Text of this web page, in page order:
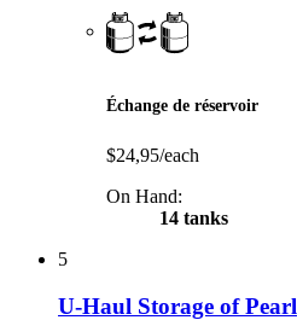
Échange de réservoir
$24,95/each
On Hand:
14 tanks
5
U-Haul Storage of Pearl